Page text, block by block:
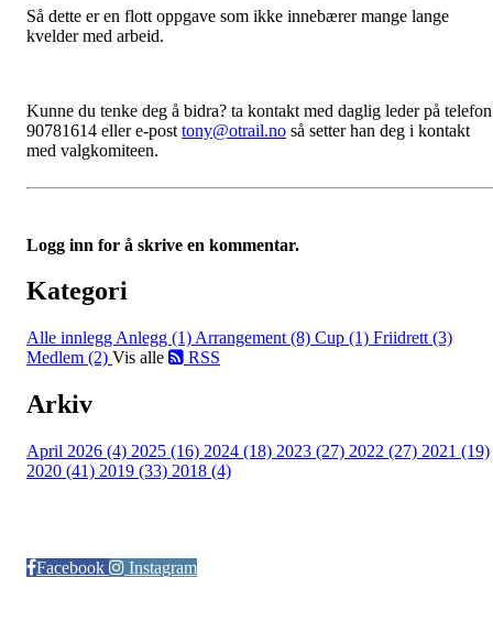
Så dette er en flott oppgave som ikke innebærer mange lange
kvelder med arbeid.
Kunne du tenke deg å bidra? ta kontakt med daglig leder på telefon
90781614 eller e-post tony@otrail.no så setter han deg i kontakt
med valgkomiteen.
Logg inn for å skrive en kommentar.
Kategori
Alle innlegg Anlegg (1) Arrangement (8) Cup (1) Friidrett (3)
Medlem (2) Vis alle RSS
Arkiv
April 2026 (4) 2025 (16) 2024 (18) 2023 (27) 2022 (27) 2021 (19)
2020 (41) 2019 (33) 2018 (4)
Facebook
Instagram